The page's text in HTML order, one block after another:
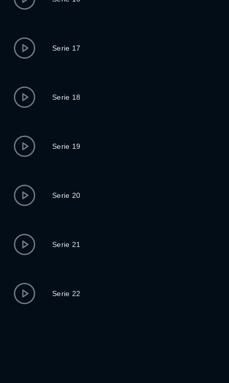
Serie 17
Serie 18
Serie 19
Serie 20
Serie 21
Serie 22